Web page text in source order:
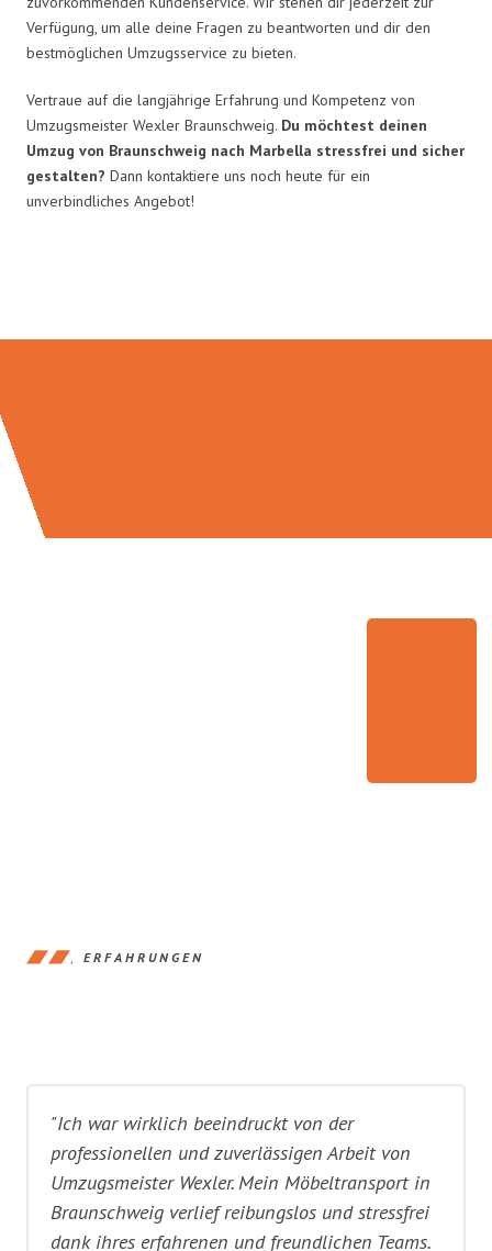
Verfügung, um alle deine Fragen zu beantworten und dir den
bestmöglichen Umzugsservice zu bieten.
Vertraue auf die langjährige Erfahrung und Kompetenz von
Umzugsmeister Wexler Braunschweig. Du möchtest deinen
Umzug von Braunschweig nach Marbella stressfrei und sicher
gestalten? Dann kontaktiere uns noch heute für ein
unverbindliches Angebot!
ERFAHRUNGEN
"Ich war wirklich beeindruckt von der
professionellen und zuverlässigen Arbeit von
Umzugsmeister Wexler. Mein Möbeltransport in
Braunschweig verlief reibungslos und stressfrei
dank ihres erfahrenen und freundlichen Teams.